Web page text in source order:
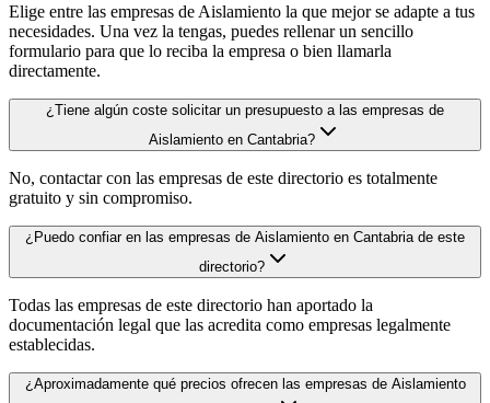
Elige entre las empresas de Aislamiento la que mejor se adapte a tus
necesidades. Una vez la tengas, puedes rellenar un sencillo
formulario para que lo reciba la empresa o bien llamarla
directamente.
¿Tiene algún coste solicitar un presupuesto a las empresas de
Aislamiento en Cantabria?
No, contactar con las empresas de este directorio es totalmente
gratuito y sin compromiso.
¿Puedo confiar en las empresas de Aislamiento en Cantabria de este
directorio?
Todas las empresas de este directorio han aportado la
documentación legal que las acredita como empresas legalmente
establecidas.
¿Aproximadamente qué precios ofrecen las empresas de Aislamiento